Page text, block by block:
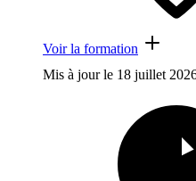
Voir la formation
Mis à jour le 18 juillet